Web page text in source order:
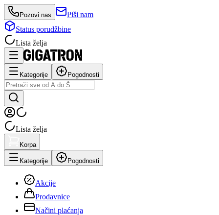
Pozovi nas
Piši nam
Status porudžbine
Lista želja
Kategorije Pogodnosti
Lista želja
Korpa
Kategorije Pogodnosti
Akcije
Prodavnice
Načini plaćanja